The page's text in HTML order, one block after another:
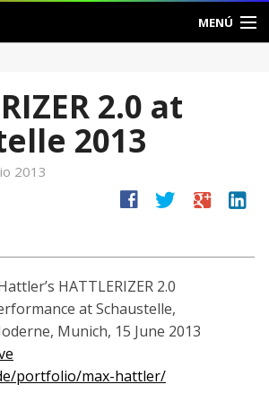
MENÚ
2.0 at
2013
2013
facebook twitter google linkedin
HATTLERIZER 2.0
at Schaustelle,
Munich, 15 June 2013
portfolio/max-hattler/